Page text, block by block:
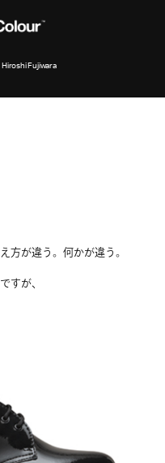
Hiroshi Fujiwara
が違う。何かが違う。
が、